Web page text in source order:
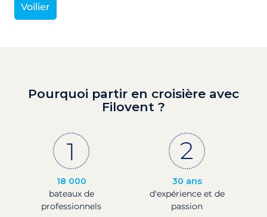
Voilier
Pourquoi partir en croisière avec
Filovent ?
18 000
bateaux de
professionnels
30 ans
d'expérience et de
passion